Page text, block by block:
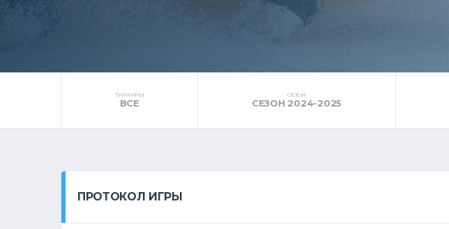
ТУРНИРЫ
ВСЕ
СЕЗОН
СЕЗОН 2024-2025
ПРОТОКОЛ ИГРЫ